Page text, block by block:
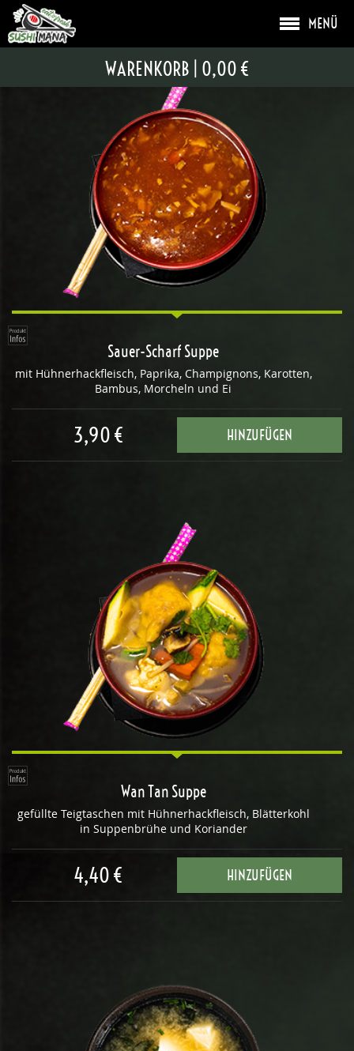
MENÜ
WARENKORB 0,00 €
Sauer-Scharf Suppe
mit Hühnerhackfleisch, Paprika, Champignons, Karotten,
Bambus, Morcheln und Ei
3,90 € HINZUFÜGEN
Wan Tan Suppe
gefüllte Teigtaschen mit Hühnerhackfleisch, Blätterkohl
in Suppenbrühe und Koriander
4,40 € HINZUFÜGEN